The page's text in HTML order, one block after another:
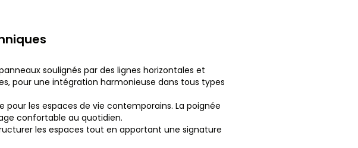
soulignés par des lignes horizontales et
pour une intégration harmonieuse dans tous types
les espaces de vie contemporains. La poignée
confortable au quotidien.
les espaces tout en apportant une signature